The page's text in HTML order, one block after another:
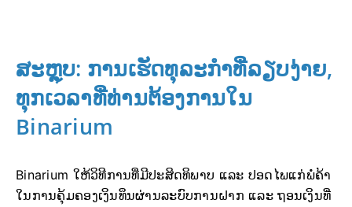
ສະຫຼຸບ: ການເຮັດທຸລະກຳທີ່ລຽບງ່າຍ,
ທຸກເວລາທີ່ທ່ານຕ້ອງການໃນ
Binarium
Binarium ໃຫ້ວິທີການທີ່ມີປະສິດທິພາບ ແລະ ປອດໄພແກ່ພໍ່ຄ້າ
ໃນການຄຸ້ມຄອງເງິນທຶນຜ່ານລະບົບການຝາກ ແລະ ຖອນເງິນທີ່